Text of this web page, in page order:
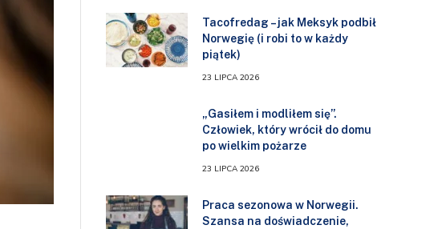
Tacofredag – jak Meksyk podbił
Norwegię (i robi to w każdy
piątek)
23 LIPCA 2026
„Gasiłem i modliłem się”.
Człowiek, który wrócił do domu
po wielkim pożarze
23 LIPCA 2026
Praca sezonowa w Norwegii.
Szansa na doświadczenie,